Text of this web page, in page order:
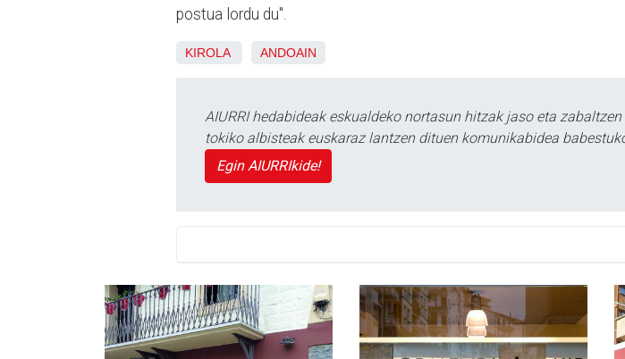
postua lordu du".
KIROLA ANDOAIN
AIURRI hedabideak eskualdeko nortasun hitzak jaso eta
tokiko albisteak euskaraz lantzen dituen komunikabidea
Egin AIURRIkide!